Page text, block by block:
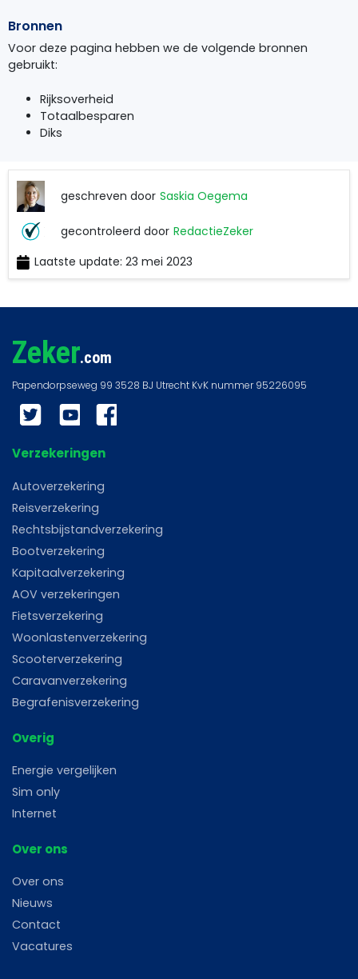
Bronnen
Voor deze pagina hebben we de volgende bronnen
gebruikt:
Rijksoverheid
Totaalbesparen
Diks
geschreven door Saskia Oegema
Saskia
gecontroleerd door RedactieZeker
RedactieZeker
Laatste update: 23 mei 2023
Zeker.com
Twitter YouTube
Verzekeringen
Autoverzekering
Reisverzekering
Rechtsbijstandverzekering
Bootverzekering
Kapitaalverzekering
AOV verzekeringen
Fietsverzekering
Woonlastenverzekering
Scooterverzekering
Caravanverzekering
Begrafenisverzekering
Overig
Energie vergelijken
Sim only
Internet
Over ons
Over ons
Nieuws
Contact
Vacatures